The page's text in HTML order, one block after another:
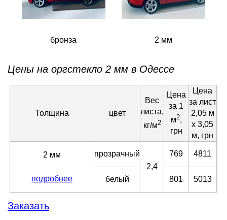
бронза 2 мм
Цены на оргстекло 2 мм в Одессе
Толщина цвет
Вес
листа,
кг/м2
Цена
за 1
м2,
грн
Цена
за лист
2,05 м
х 3,05
м, грн
2 мм
подробнее
прозрачный
2,4
769 4811
белый 801 5013
Заказать